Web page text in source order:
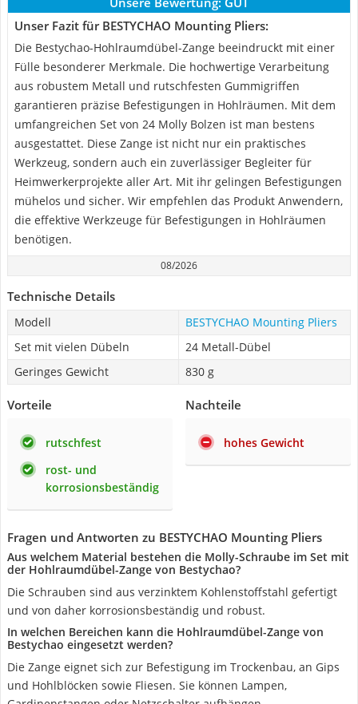
Unser Fazit für BESTYCHAO Mounting Pliers:
Die Bestychao-Hohlraumdübel-Zange beeindruckt mit einer
Fülle besonderer Merkmale. Die hochwertige Verarbeitung
aus robustem Metall und rutschfesten Gummigriffen
garantieren präzise Befestigungen in Hohlräumen. Mit dem
umfangreichen Set von 24 Molly Bolzen ist man bestens
ausgestattet. Diese Zange ist nicht nur ein praktisches
Werkzeug, sondern auch ein zuverlässiger Begleiter für
Heimwerkerprojekte aller Art. Mit ihr gelingen Befestigungen
mühelos und sicher. Wir empfehlen das Produkt Anwendern,
die effektive Werkzeuge für Befestigungen in Hohlräumen
benötigen.
08/2026
Technische Details
Modell
BESTYCHAO Mounting Pliers
Set mit vielen Dübeln
24 Metall-Dübel
Geringes Gewicht
830 g
Vorteile
rutschfest
rost- und
korrosionsbeständig
Nachteile
hohes Gewicht
Fragen und Antworten zu BESTYCHAO Mounting Pliers
Aus welchem Material bestehen die Molly-Schraube im Set mit
der Hohlraumdübel-Zange von Bestychao?
Die Schrauben sind aus verzinktem Kohlenstoffstahl gefertigt
und von daher korrosionsbeständig und robust.
In welchen Bereichen kann die Hohlraumdübel-Zange von
Bestychao eingesetzt werden?
Die Zange eignet sich zur Befestigung im Trockenbau, an Gips
und Hohlblöcken sowie Fliesen. Sie können Lampen,